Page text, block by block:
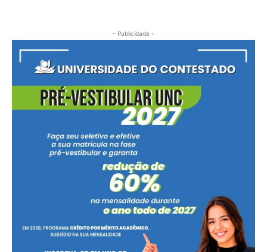
- Publicidade -